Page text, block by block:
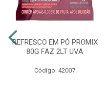
REFRESCO EM PÓ PROMIX
80G FAZ 2LT UVA
Código: 42007